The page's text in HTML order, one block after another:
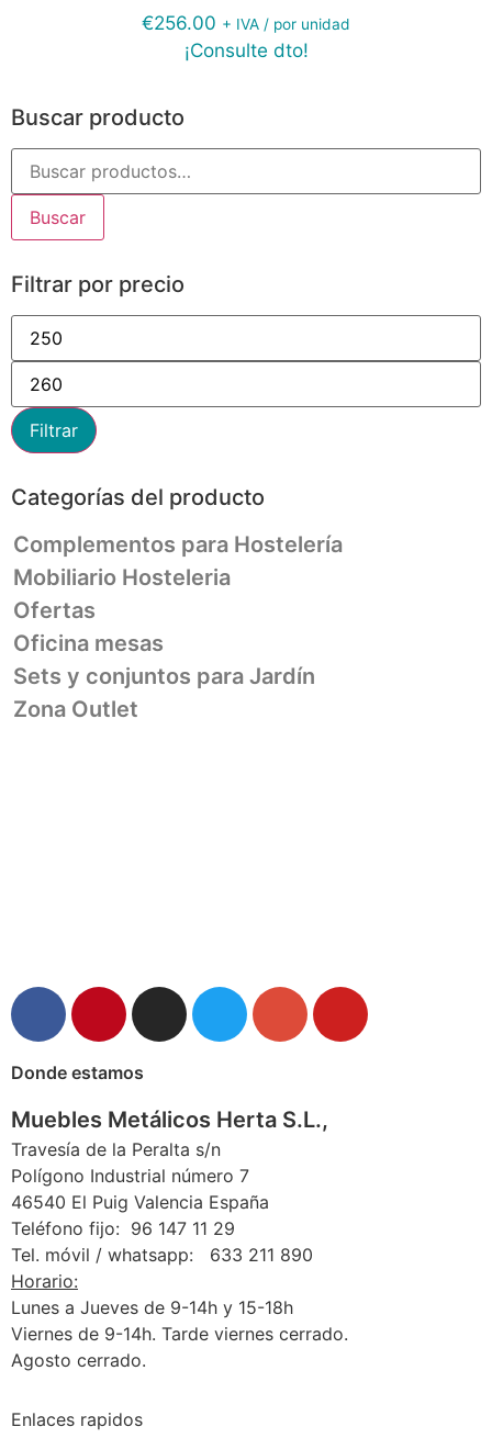
Buscar producto
Buscar
Filtrar por precio
Filtrar
Categorías del producto
Complementos para Hostelería
Mobiliario Hosteleria
Ofertas
Oficina mesas
Sets y conjuntos para Jardín
Zona Outlet
€256.00 + IVA / por unidad
¡Consulte dto!
Donde estamos
Muebles Metálicos Herta S.L.,
Travesía de la Peralta s/n
Polígono Industrial número 7
46540 El Puig Valencia España
Teléfono fijo: 96 147 11 29
Tel. móvil / whatsapp: 633 211 890
Horario:
Lunes a Jueves de 9-14h y 15-18h
Viernes de 9-14h. Tarde viernes cerrado.
Agosto cerrado.
Enlaces rapidos